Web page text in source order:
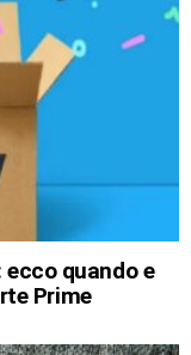
ecco quando e
Prime